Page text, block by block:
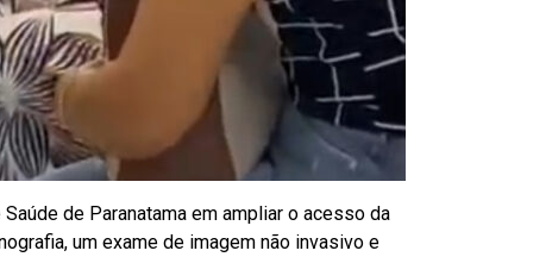
de Paranatama em ampliar o acesso da
um exame de imagem não invasivo e